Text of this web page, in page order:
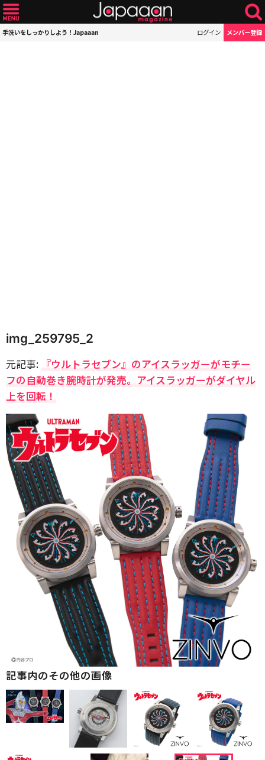
手洗いをしっかりしよう！Japaaan ログイン メンバー登録
img_259795_2
元記事: 『ウルトラセブン』のアイスラッガーがモチー
フの自動巻き腕時計が発売。アイスラッガーがダイヤル
上を回転！
記事内のその他の画像